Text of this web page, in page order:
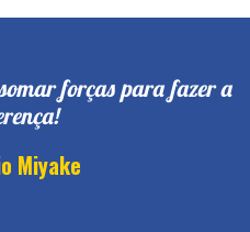
forças para fazer a
Miyake